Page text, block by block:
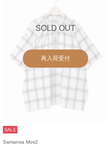
SOLD OUT
再入荷受付
SALE
Samansa Mos2